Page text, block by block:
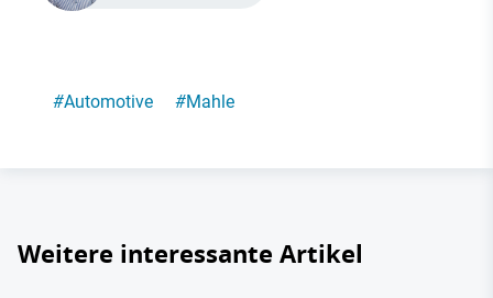
#Automotive #Mahle
Weitere interessante Artikel